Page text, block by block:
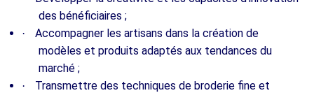
des bénéficiaires ;
·
Accompagner les artisans dans la création de
modèles et produits adaptés aux tendances du
marché ;
·
Transmettre des techniques de broderie fine et